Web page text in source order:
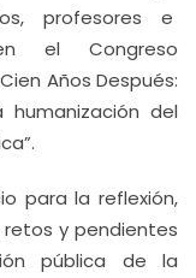
profesores e
el Congreso
Años Después:
humanización del
para la reflexión,
retos y pendientes
pública de la